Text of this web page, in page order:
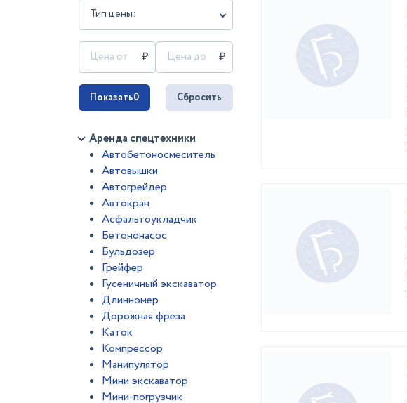
Тип цены:
Показать0 Сбросить
Аренда спецтехники
Автобетоносмеситель
Автовышки
Автогрейдер
Автокран
Асфальтоукладчик
Бетононасос
Бульдозер
Грейфер
Гусеничный экскаватор
Длинномер
Дорожная фреза
Каток
Компрессор
Манипулятор
Мини экскаватор
Мини-погрузчик